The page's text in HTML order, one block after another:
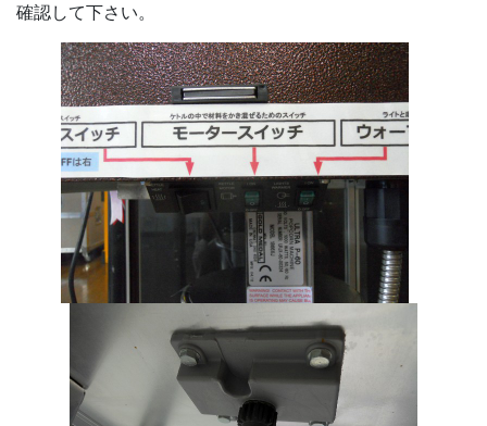
確認して下さい。